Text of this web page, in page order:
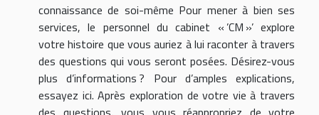
connaissance de soi-même Pour mener à bien ses
services, le personnel du cabinet « ’CM »’ explore
votre histoire que vous auriez à lui raconter à travers
des questions qui vous seront posées. Désirez-vous
plus d’informations ? Pour d’amples explications,
essayez ici. Après exploration de votre vie à travers